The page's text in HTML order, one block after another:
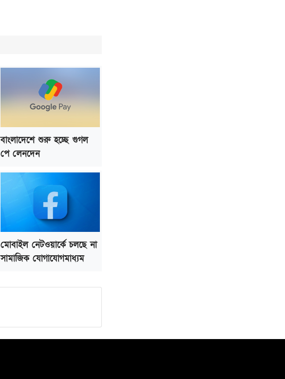
বাংলাদেশে শুরু হচ্ছে গুগল
পে লেনদেন
মোবাইল নেটওয়ার্কে চলছে না
সামাজিক যোগাযোগমাধ্যম